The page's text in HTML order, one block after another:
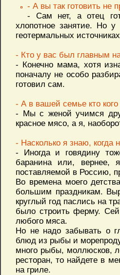
- А вы так готовить не
- Сам нет, а отец
хлопотное занятие. Но
геотермальных
- Кто у вас был главным
- Конечно мама, хотя
поначалу не особо
готовил сам.
- А в вашей семье кто кого
- Мы с женой учимся
красное мясо, а я,
- Насколько я знаю, когда
- Иногда и говядину
баранина или, вернее,
поставляемой в Россию,
Во времена моего
большим праздникам.
круглый год паслись на
было строить ферму.
любого мяса.
Но не надо забывать о
блюд из рыбы и
много рыбы, моллюсков,
ресторан, то найдете в
на гриле.